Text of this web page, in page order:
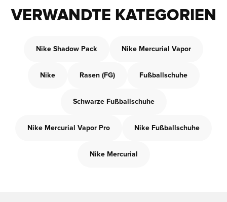
VERWANDTE KATEGORIEN
Nike Shadow Pack Nike Mercurial Vapor
Nike Rasen (FG) Fußballschuhe
Schwarze Fußballschuhe
Nike Mercurial Vapor Pro Nike Fußballschuhe
Nike Mercurial